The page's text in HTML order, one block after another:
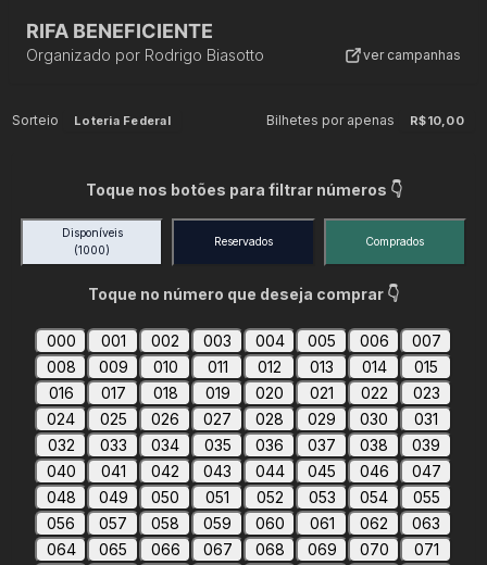
RIFA BENEFICIENTE
Organizado por Rodrigo Biasotto ver campanhas
Sorteio Loteria Federal Bilhetes por apenas R$10,00
Toque nos botões para filtrar números 👇
Disponíveis
(1000)
Reservados Comprados
Toque no número que deseja comprar 👇
000 001 002 003 004 005 006
007
008
009 010 011 012 013 014
015
016
017 018 019 020 021 022
023
024
025 026 027 028 029 030
031
032
033 034 035 036 037 038
039
040
041 042 043 044 045 046
047
048
049 050 051 052 053 054
055
056
057 058 059 060 061 062
063
064
065 066 067 068 069 070
071